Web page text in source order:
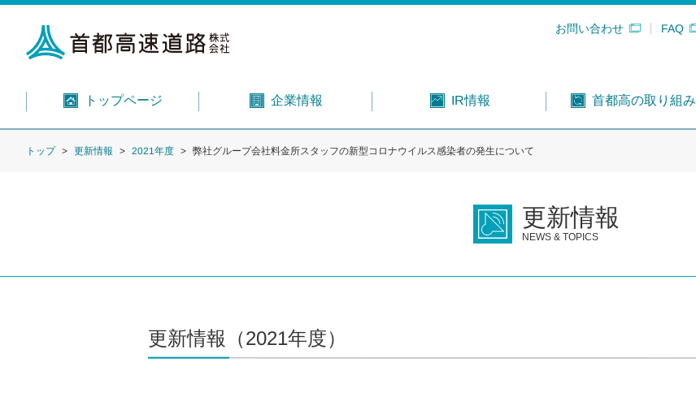
お問い合わせ FAQ
トップページ 企業情報 IR情報 首都高の取り組み
トップ 更新情報 2021年度 弊社グループ会社料金所スタッフの新型コロナウイルス感染者の発生について
更新情報
NEWS & TOPICS
更新情報（2021年度）